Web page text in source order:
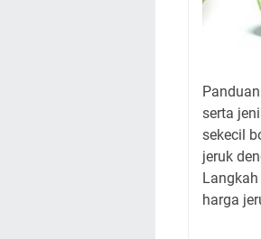
serta
sekecil
jeruk
harga